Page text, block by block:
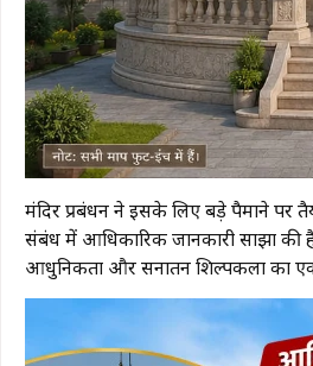
मंदिर प्रबंधन ने इसके लिए बड़े पैमाने पर
संबंध में आधिकारिक जानकारी साझा की
आधुनिकता और सनातन शिल्पकला का एक